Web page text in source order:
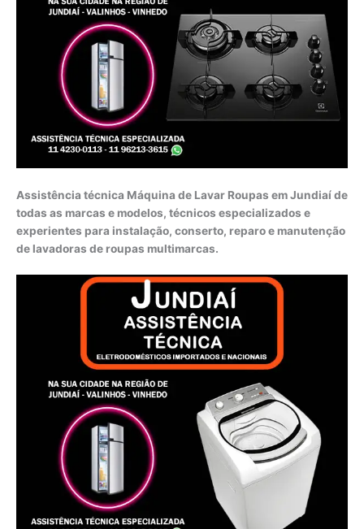
Assistência técnica Máquina de Lavar Roupas em Jundiaí de
todas as marcas e modelos, técnicos especializados e
experientes para instalação, conserto, reparo e manutenção
de lavadoras de roupas multimarcas.